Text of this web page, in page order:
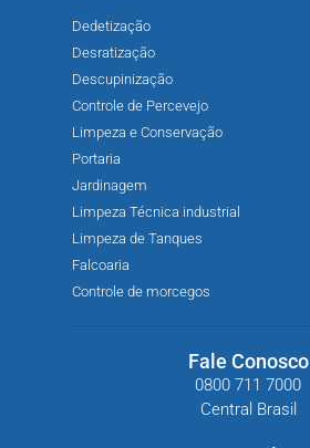
Dedetização
Desratização
Descupinização
Controle de Percevejo
Limpeza e Conservação
Portaria
Jardinagem
Limpeza Técnica industrial
Limpeza de Tanques
Falcoaria
Controle de morcegos
Fale Conosco
0800 711 7000
Central Brasil